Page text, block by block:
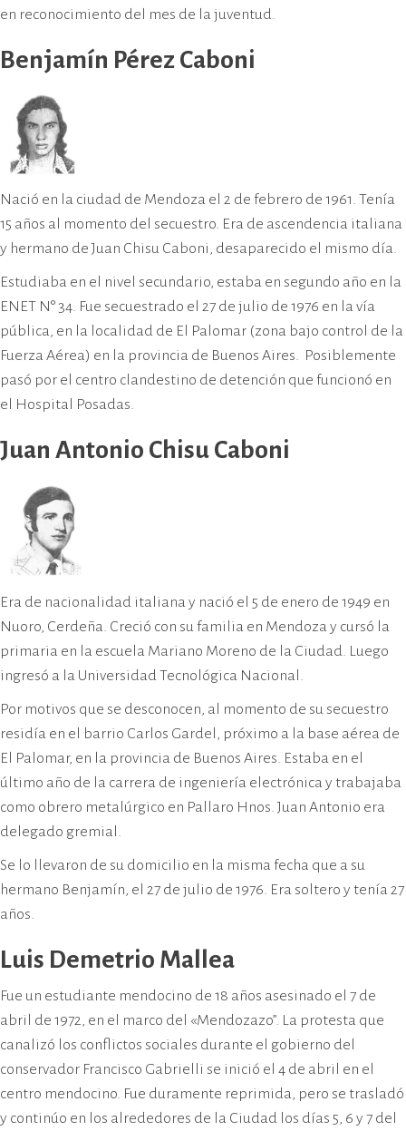
en reconocimiento del mes de la juventud.
Benjamín Pérez Caboni
Nació en la ciudad de Mendoza el 2 de febrero de 1961. Tenía
15 años al momento del secuestro. Era de ascendencia italiana
y hermano de Juan Chisu Caboni, desaparecido el mismo día.
Estudiaba en el nivel secundario, estaba en segundo año en la
ENET N° 34. Fue secuestrado el 27 de julio de 1976 en la vía
pública, en la localidad de El Palomar (zona bajo control de la
Fuerza Aérea) en la provincia de Buenos Aires. Posiblemente
pasó por el centro clandestino de detención que funcionó en
el Hospital Posadas.
Juan Antonio Chisu Caboni
Era de nacionalidad italiana y nació el 5 de enero de 1949 en
Nuoro, Cerdeña. Creció con su familia en Mendoza y cursó la
primaria en la escuela Mariano Moreno de la Ciudad. Luego
ingresó a la Universidad Tecnológica Nacional.
Por motivos que se desconocen, al momento de su secuestro
residía en el barrio Carlos Gardel, próximo a la base aérea de
El Palomar, en la provincia de Buenos Aires. Estaba en el
último año de la carrera de ingeniería electrónica y trabajaba
como obrero metalúrgico en Pallaro Hnos. Juan Antonio era
delegado gremial.
Se lo llevaron de su domicilio en la misma fecha que a su
hermano Benjamín, el 27 de julio de 1976. Era soltero y tenía 27
años.
Luis Demetrio Mallea
Fue un estudiante mendocino de 18 años asesinado el 7 de
abril de 1972, en el marco del «Mendozazo”. La protesta que
canalizó los conflictos sociales durante el gobierno del
conservador Francisco Gabrielli se inició el 4 de abril en el
centro mendocino. Fue duramente reprimida, pero se trasladó
y continúo en los alrededores de la Ciudad los días 5, 6 y 7 del